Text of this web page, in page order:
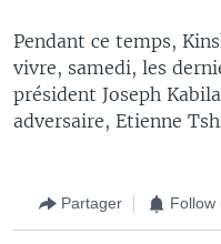
Pendant ce temps,
vivre, samedi, les
président Joseph
adversaire, Etienne
Partager Follow